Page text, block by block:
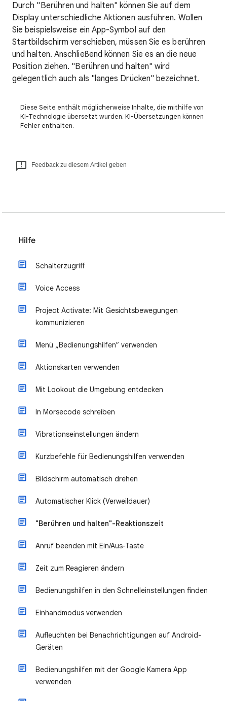
Durch "Berühren und halten" können Sie auf dem
Display unterschiedliche Aktionen ausführen. Wollen
Sie beispielsweise ein App-Symbol auf den
Startbildschirm verschieben, müssen Sie es berühren
und halten. Anschließend können Sie es an die neue
Position ziehen. "Berühren und halten" wird
gelegentlich auch als "langes Drücken" bezeichnet.
Diese Seite enthält möglicherweise Inhalte, die mithilfe von
KI-Technologie übersetzt wurden. KI-Übersetzungen können
Fehler enthalten.
Feedback zu diesem Artikel geben
Hilfe
Schalterzugriff
Voice Access
Project Activate: Mit Gesichtsbewegungen
kommunizieren
Menü „Bedienungshilfen“ verwenden
Aktionskarten verwenden
Mit Lookout die Umgebung entdecken
In Morsecode schreiben
Vibrationseinstellungen ändern
Kurzbefehle für Bedienungshilfen verwenden
Bildschirm automatisch drehen
Automatischer Klick (Verweildauer)
"Berühren und halten"-Reaktionszeit
Anruf beenden mit Ein/Aus-Taste
Zeit zum Reagieren ändern
Bedienungshilfen in den Schnelleinstellungen finden
Einhandmodus verwenden
Aufleuchten bei Benachrichtigungen auf Android-
Geräten
Bedienungshilfen mit der Google Kamera App
verwenden